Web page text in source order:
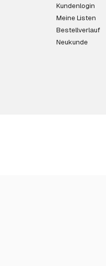
Kundenlogin
Meine Listen
Bestellverlauf
Neukunde